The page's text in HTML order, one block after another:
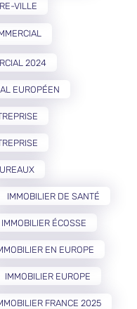
VILLE
2024
EUROPÉEN
IMMOBILIER DE SANTÉ
IMMOBILIER ÉCOSSE
EN EUROPE
IMMOBILIER EUROPE
FRANCE 2025